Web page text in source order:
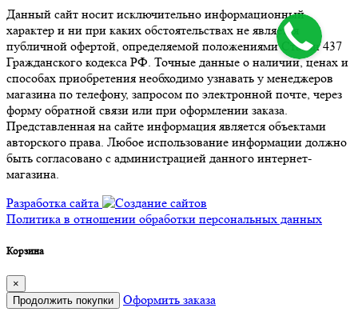
Данный сайт носит исключительно информационный
характер и ни при каких обстоятельствах не является
публичной офертой, определяемой положениями Статьи 437
Гражданского кодекса РФ. Точные данные о наличии, ценах и
способах приобретения необходимо узнавать у менеджеров
магазина по телефону, запросом по электронной почте, через
форму обратной связи или при оформлении заказа.
Представленная на сайте информация является объектами
авторского права. Любое использование информации должно
быть согласовано с администрацией данного интернет-
магазина.
Разработка сайта
Политика в отношении обработки персональных данных
Корзина
×
Продолжить покупки
Оформить заказа